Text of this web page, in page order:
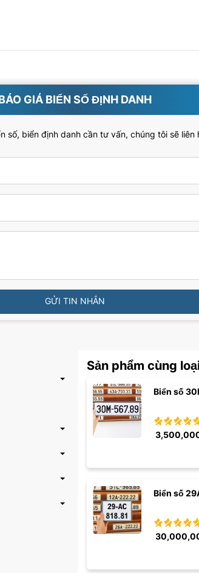
GIÁ BIỂN SỐ ĐỊNH DANH
số, biển định danh cần tư vấn, chúng tôi sẽ liên
GỬI TIN NHẮN
Sản phẩm cùng
Biển số
Biển số